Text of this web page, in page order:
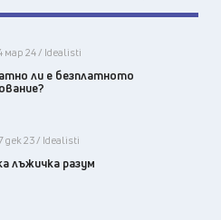
мар 24 / Idealisti
ли е безплатното
дек 23 / Idealisti
лъжичка разум